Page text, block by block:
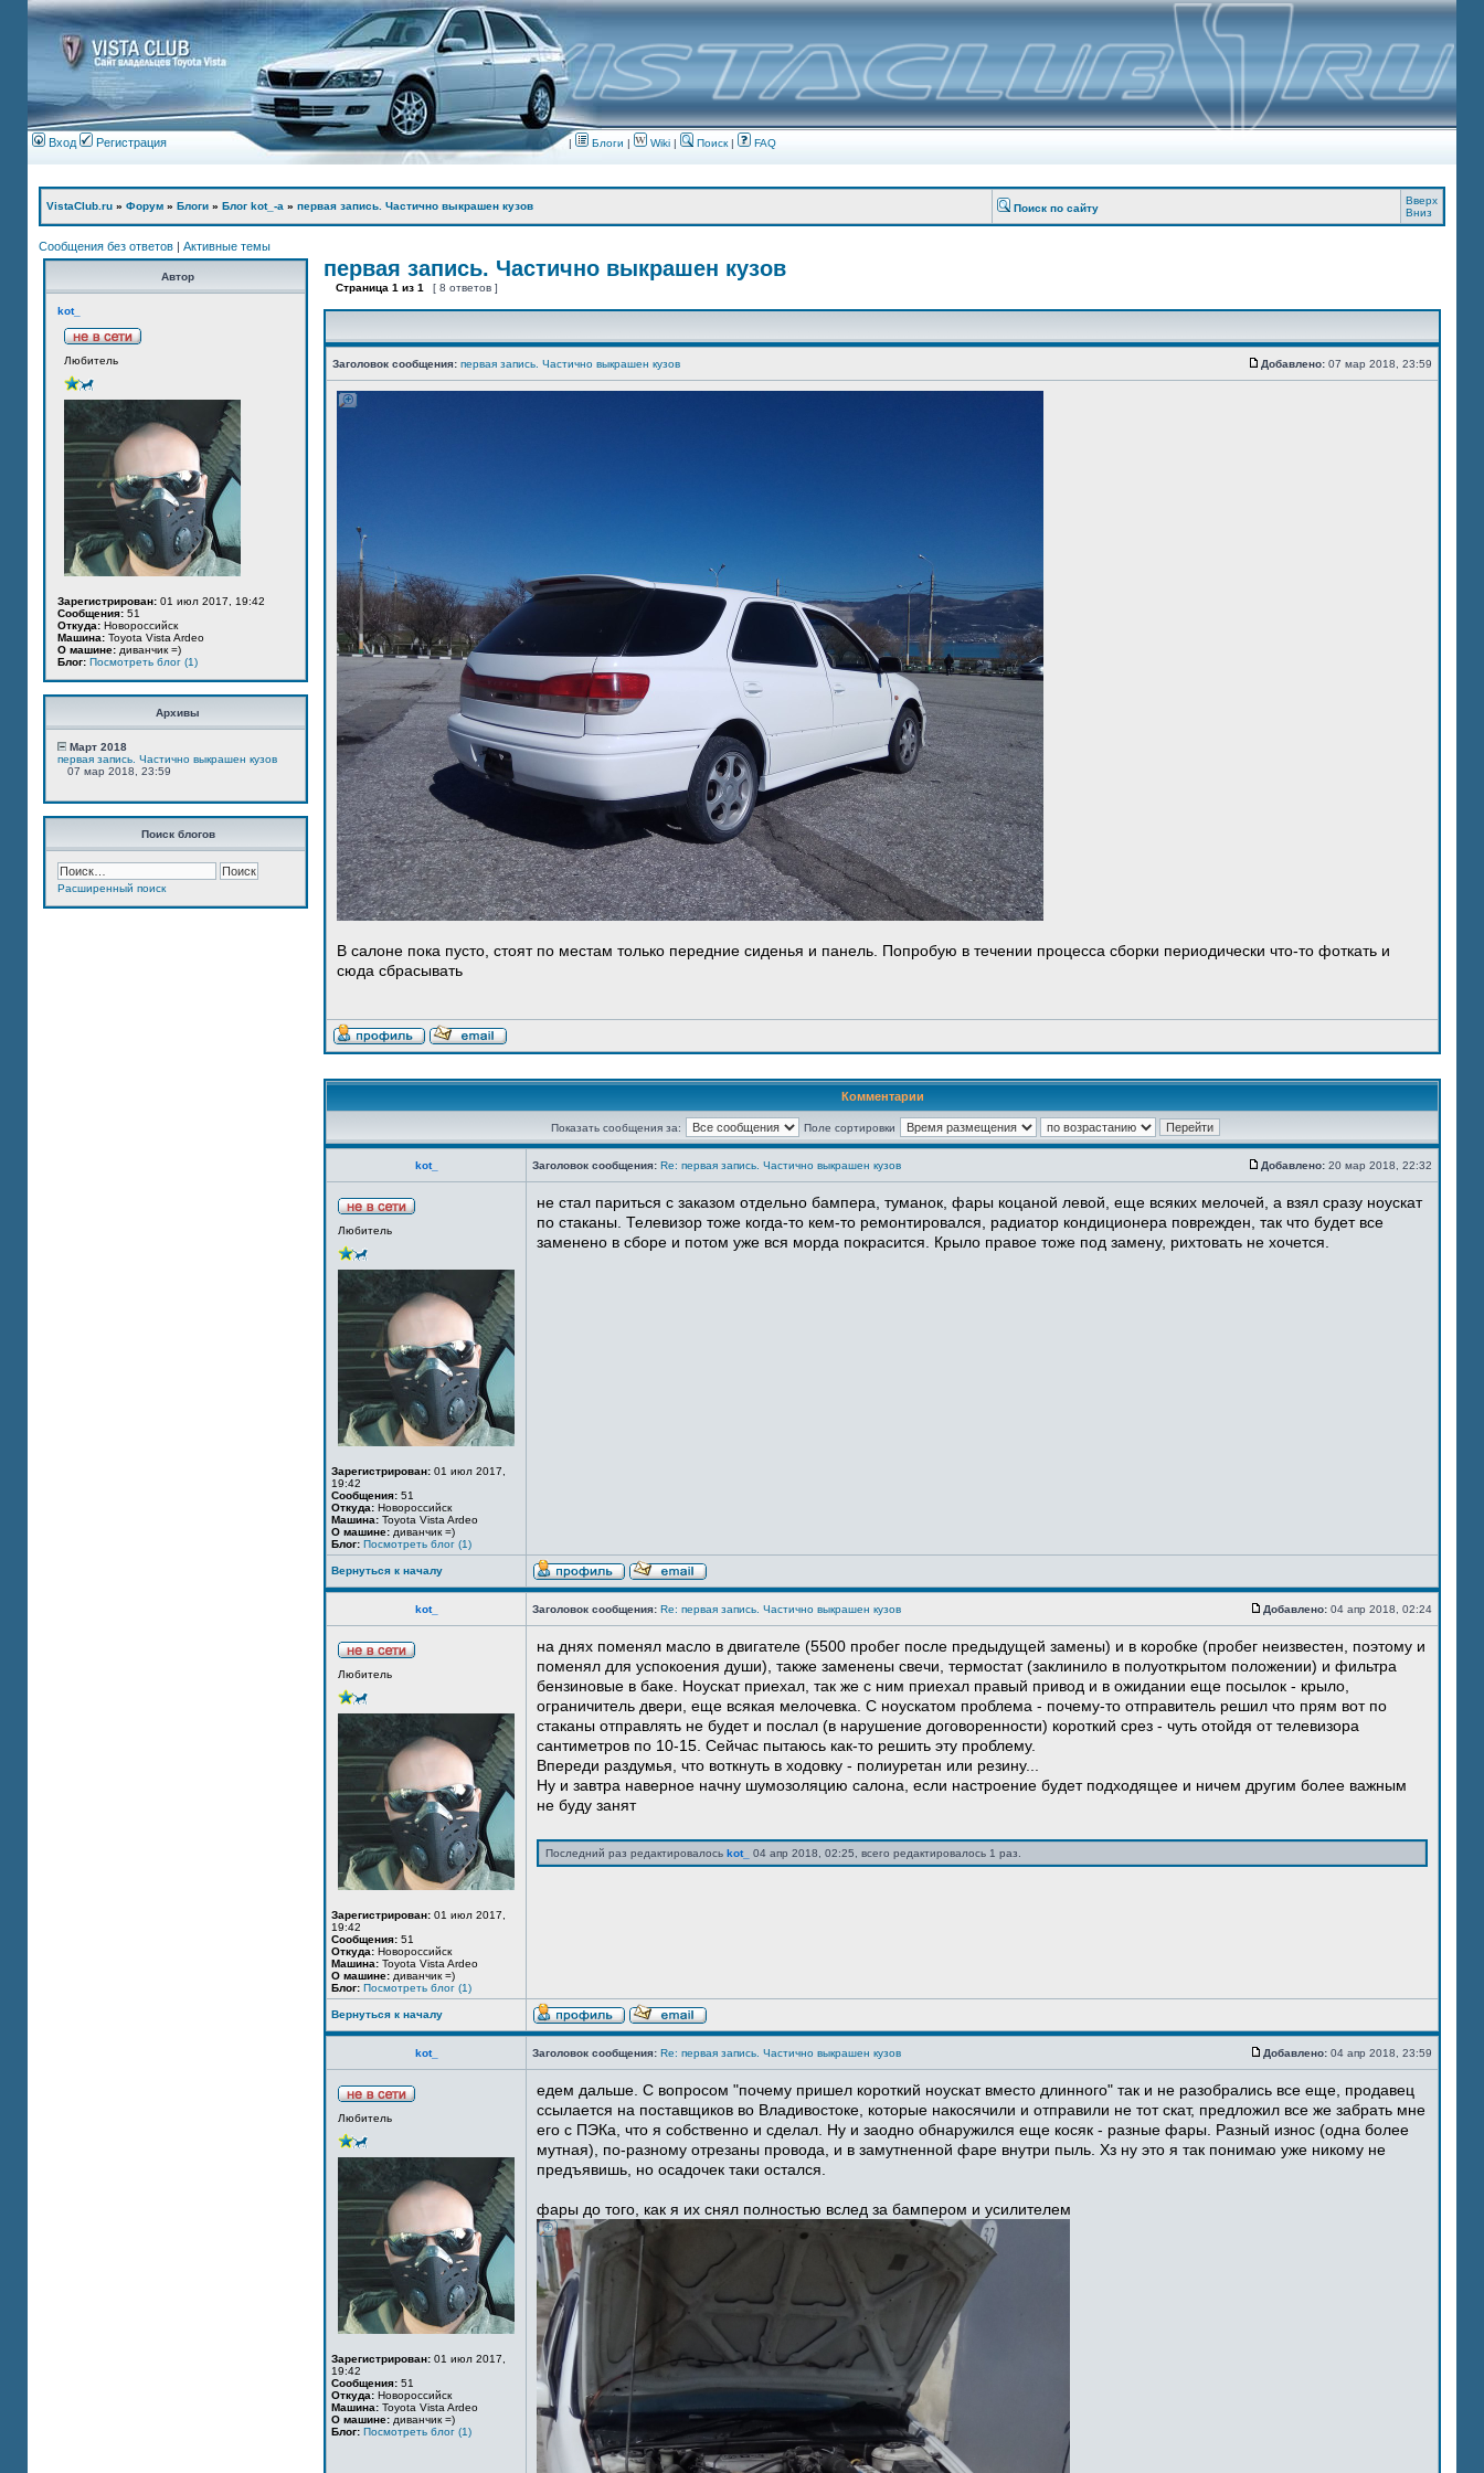
Вход Регистрация | Блоги | Wiki | Поиск| FAQ
VistaClub.ru » Форум » Блоги » Блог kot_-а » первая запись. Частично выкрашен кузов Поиск по сайту
Вверх
Вниз
Сообщения без ответов | Активные темы
Автор
kot_
Любитель
Зарегистрирован: 01 июл 2017, 19:42
Сообщения: 51
Откуда: Новороссийск
Машина: Toyota Vista Ardeo
О машине: диванчик =)
Блог: Посмотреть блог (1)
Архивы
Март 2018
первая запись. Частично выкрашен кузов
07 мар 2018, 23:59
Поиск блогов
Расширенный поиск
первая запись. Частично выкрашен кузов
Страница 1 из 1 [ 8 ответов ]
Заголовок сообщения: первая запись. Частично выкрашен кузов Добавлено: 07 мар 2018, 23:59
В салоне пока пусто, стоят по местам только передние сиденья и панель. Попробую в течении процесса сборки периодически что-то фоткать и
сюда сбрасывать
Комментарии
Показать сообщения за: Поле сортировки
kot_ Заголовок сообщения: Re: первая запись. Частично выкрашен кузов Добавлено: 20 мар 2018, 22:32
Любитель
Зарегистрирован: 01 июл 2017,
19:42
Сообщения: 51
Откуда: Новороссийск
Машина: Toyota Vista Ardeo
О машине: диванчик =)
Блог: Посмотреть блог (1)
не стал париться с заказом отдельно бампера, туманок, фары коцаной левой, еще всяких мелочей, а взял сразу ноускат
по стаканы. Телевизор тоже когда-то кем-то ремонтировался, радиатор кондиционера поврежден, так что будет все
заменено в сборе и потом уже вся морда покрасится. Крыло правое тоже под замену, рихтовать не хочется.
Вернуться к началу
kot_ Заголовок сообщения: Re: первая запись. Частично выкрашен кузов Добавлено: 04 апр 2018, 02:24
Любитель
Зарегистрирован: 01 июл 2017,
19:42
Сообщения: 51
Откуда: Новороссийск
Машина: Toyota Vista Ardeo
О машине: диванчик =)
Блог: Посмотреть блог (1)
на днях поменял масло в двигателе (5500 пробег после предыдущей замены) и в коробке (пробег неизвестен, поэтому и
поменял для успокоения души), также заменены свечи, термостат (заклинило в полуоткрытом положении) и фильтра
бензиновые в баке. Ноускат приехал, так же с ним приехал правый привод и в ожидании еще посылок - крыло,
ограничитель двери, еще всякая мелочевка. С ноускатом проблема - почему-то отправитель решил что прям вот по
стаканы отправлять не будет и послал (в нарушение договоренности) короткий срез - чуть отойдя от телевизора
сантиметров по 10-15. Сейчас пытаюсь как-то решить эту проблему.
Впереди раздумья, что воткнуть в ходовку - полиуретан или резину...
Ну и завтра наверное начну шумозоляцию салона, если настроение будет подходящее и ничем другим более важным
не буду занят
Последний раз редактировалось kot_ 04 апр 2018, 02:25, всего редактировалось 1 раз.
Вернуться к началу
kot_ Заголовок сообщения: Re: первая запись. Частично выкрашен кузов Добавлено: 04 апр 2018, 23:59
Любитель
Зарегистрирован: 01 июл 2017,
19:42
Сообщения: 51
Откуда: Новороссийск
Машина: Toyota Vista Ardeo
О машине: диванчик =)
Блог: Посмотреть блог (1)
едем дальше. С вопросом "почему пришел короткий ноускат вместо длинного" так и не разобрались все еще, продавец
ссылается на поставщиков во Владивостоке, которые накосячили и отправили не тот скат, предложил все же забрать мне
его с ПЭКа, что я собственно и сделал. Ну и заодно обнаружился еще косяк - разные фары. Разный износ (одна более
мутная), по-разному отрезаны провода, и в замутненной фаре внутри пыль. Хз ну это я так понимаю уже никому не
предъявишь, но осадочек таки остался.
фары до того, как я их снял полностью вслед за бампером и усилителем